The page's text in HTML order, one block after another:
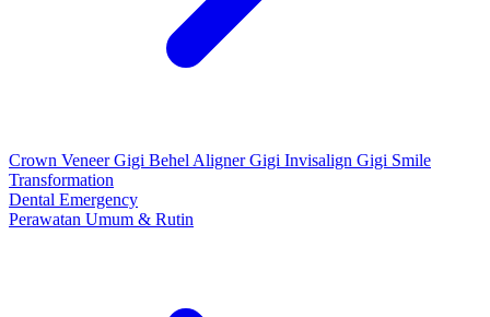
Crown Veneer Gigi Behel Aligner Gigi Invisalign Gigi Smile
Transformation
Dental Emergency
Perawatan Umum & Rutin